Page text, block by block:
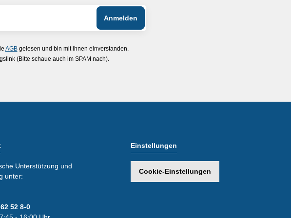
AGBgelesen und bin mit ihnen einverstanden.
(Bitte schaue auch im SPAM nach).
Unterstützung und
unter:
52 8-0
Einstellungen
Cookie-Einstellungen